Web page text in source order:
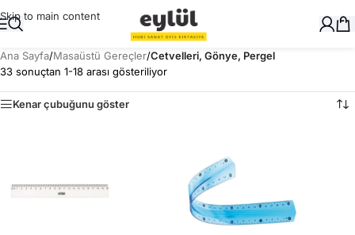
Skip to main content
Ana Sayfa/Masaüstü Gereçler/Cetvelleri, Gönye, Pergel
33 sonuçtan 1-18 arası gösteriliyor
Kenar çubuğunu göster